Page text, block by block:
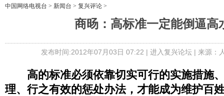
中国网络电视台 > 新闻台 > 复兴评论 >
商旸：高标准一定能倒逼高
发布时间:2012年07月03日 07:22 | 进入复兴论坛| 来源：
高的标准必须依靠切实可行的实施措施
理、行之有效的惩处办法，才能成为维护百